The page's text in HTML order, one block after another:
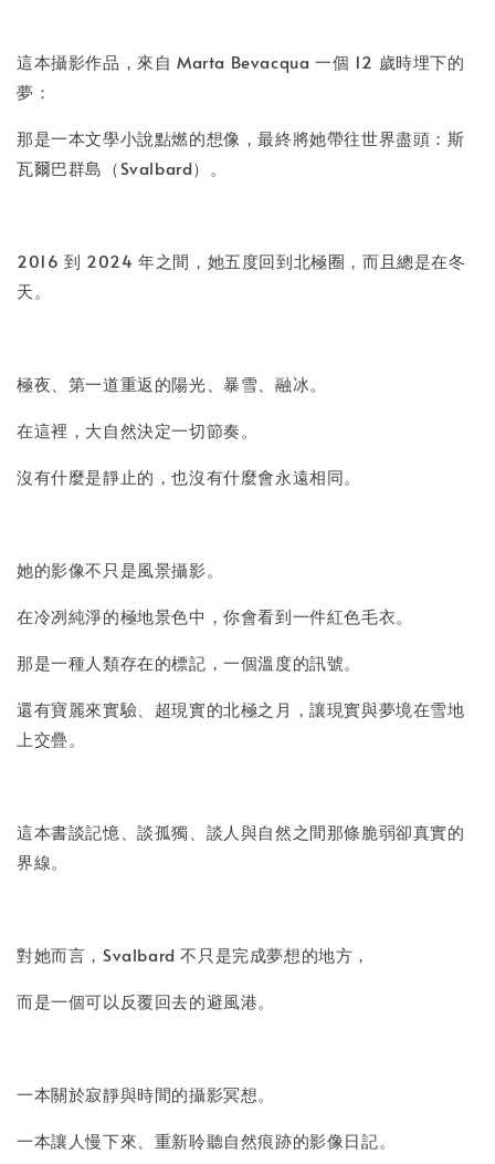
這本攝影作品，來自 Marta Bevacqua 一個 12 歲時埋下的
夢：
那是一本文學小說點燃的想像，最終將她帶往世界盡頭：斯
瓦爾巴群島（Svalbard）。
2016 到 2024 年之間，她五度回到北極圈，而且總是在冬
天。
極夜、第一道重返的陽光、暴雪、融冰。
在這裡，大自然決定一切節奏。
沒有什麼是靜止的，也沒有什麼會永遠相同。
她的影像不只是風景攝影。
在冷冽純淨的極地景色中，你會看到一件紅色毛衣。
那是一種人類存在的標記，一個溫度的訊號。
還有寶麗來實驗、超現實的北極之月，讓現實與夢境在雪地
上交疊。
這本書談記憶、談孤獨、談人與自然之間那條脆弱卻真實的
界線。
對她而言，Svalbard 不只是完成夢想的地方，
而是一個可以反覆回去的避風港。
一本關於寂靜與時間的攝影冥想。
一本讓人慢下來、重新聆聽自然痕跡的影像日記。